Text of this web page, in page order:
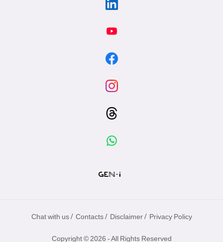
Chat with us / Contacts / Disclaimer / Privacy Policy
Copyright © 2026 - All Rights Reserved